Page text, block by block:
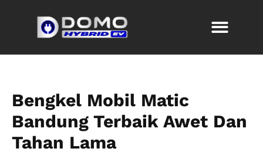
Bengkel Mobil Matic
Bandung Terbaik Awet Dan
Tahan Lama